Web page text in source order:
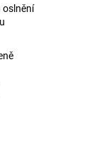
oslnění